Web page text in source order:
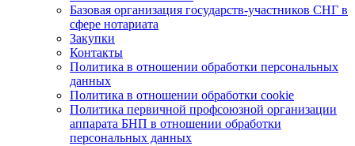
Базовая организация государств-участников СНГ в
сфере нотариата
Закупки
Контакты
Политика в отношении обработки персональных
данных
Политика в отношении обработки cookie
Политика первичной профсоюзной организации
аппарата БНП в отношении обработки
персональных данных